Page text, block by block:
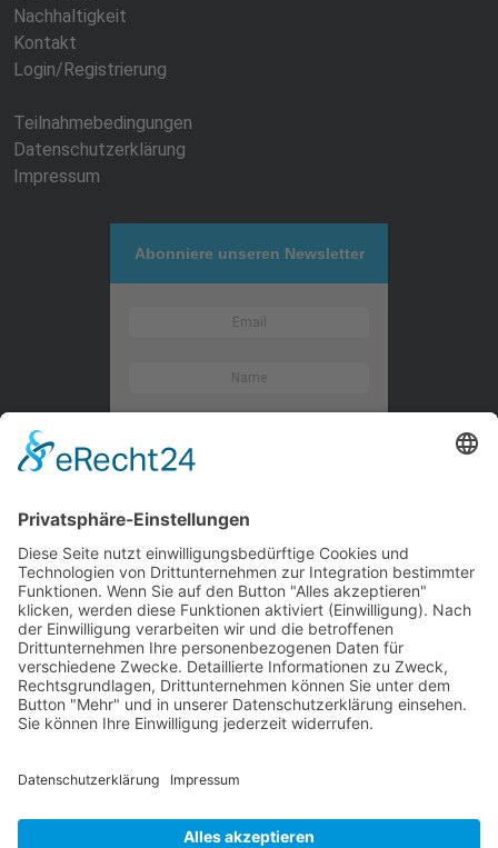
Nachhaltigkeit
Kontakt
Login/Registrierung
Teilnahmebedingungen
Datenschutzerklärung
Impressum
Abonniere unseren Newsletter
Kontaktieren Sie uns
WalBee
Bizzmade GmbH
Gießereistraße 29
83022 Rosenheim
Tel.:+49 8031 282 09 50
Web:
www.walbee.de